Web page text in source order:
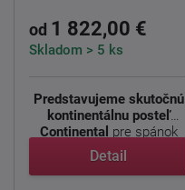
od 1 822,00 €
Skladom > 5 ks
Predstavujeme skutočnú
kontinentálnu posteľ
Continental pre spánok
bez ...
Detail